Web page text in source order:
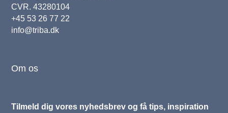
CVR. 43280104
+45 53 26 77 22
info@triba.dk
Om os
Tilmeld dig vores nyhedsbrev og få tips, inspiration